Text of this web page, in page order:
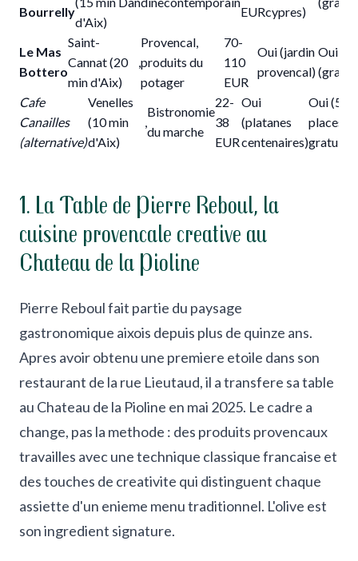
Bourrelly
d'Aix)
EURcypres)
Le Mas
Bottero
Saint-
Cannat (20
min d'Aix)
,
Provencal,
produits du
potager
70-
110
EUR
Oui (jardin
provencal)
Oui
Cafe
Canailles
(alternative)
Venelles
(10 min
d'Aix)
,
Bistronomie
du marche
22-
38
EUR
Oui
(platanes
centenaires)
Oui (50
places
1. La Table de Pierre Reboul, la
cuisine provencale creative au
Chateau de la Pioline
Pierre Reboul fait partie du paysage
gastronomique aixois depuis plus de quinze ans.
Apres avoir obtenu une premiere etoile dans son
restaurant de la rue Lieutaud, il a transfere sa table
au Chateau de la Pioline en mai 2025. Le cadre a
change, pas la methode : des produits provencaux
travailles avec une technique classique francaise et
des touches de creativite qui distinguent chaque
assiette d'un enieme menu traditionnel. L'olive est
son ingredient signature.